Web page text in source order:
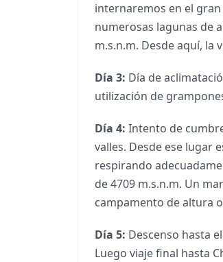
internaremos en el
numerosas lagunas de
m.s.n.m. Desde aquí, la
Día 3: Día de
utilización de
Día 4: Intento de
valles. Desde ese lugar
respirando
de 4709 m.s.n.m. Un
campamento de altura
Día 5: Descenso hasta
Luego viaje final hasta